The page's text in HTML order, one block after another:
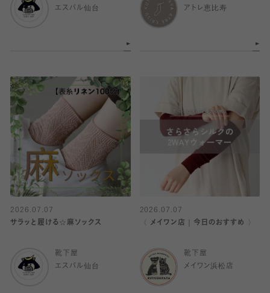
エスパル仙台
アトレ恵比寿
2026.07.07
サラッと履ける☆麻ソックス
靴下屋
エスパル仙台
2026.07.07
〈 メイワン店｜今日のおすすめ 〉
靴下屋
メイワン浜松店